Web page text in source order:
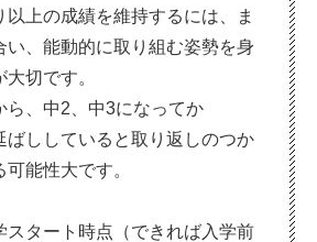
以上の成績を維持するには、ま
い、能動的に取り組む姿勢を身
切です。
ら、中2、中3になってか
ばししていると取り返しのつか
能性大です。
スタート時点（できれば入学前